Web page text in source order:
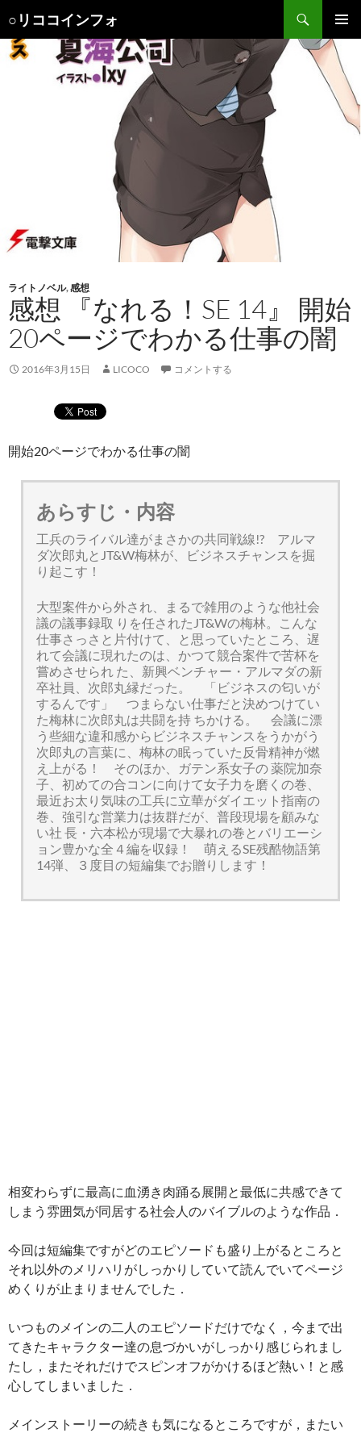
○リココインフォ
索
メインメ
ニュー
ン
ライトノベル,感想
感想 『なれる！SE 14』 開始
20ページでわかる仕事の闇
2016年3月15日 LICOCO コメントする
開始20ページでわかる仕事の闇
あらすじ・内容
工兵のライバル達がまさかの共同戦線!? アルマ
ダ次郎丸とJT&W梅林が、ビジネスチャンスを掘
り起こす！
大型案件から外され、まるで雑用のような他社会
議の議事録取 りを任されたJT&Wの梅林。こんな
仕事さっさと片付けて、と思っていたところ、遅
れて会議に現れたのは、かつて競合案件で苦杯を
嘗めさせられ た、新興ベンチャー・アルマダの新
卒社員、次郎丸縁だった。 「ビジネスの匂いが
するんです」 つまらない仕事だと決めつけてい
た梅林に次郎丸は共闘を持 ちかける。 会議に漂
う些細な違和感からビジネスチャンスをうかがう
次郎丸の言葉に、梅林の眠っていた反骨精神が燃
え上がる！ そのほか、ガテン系女子の 薬院加奈
子、初めての合コンに向けて女子力を磨くの巻、
最近お太り気味の工兵に立華がダイエット指南の
巻、強引な営業力は抜群だが、普段現場を顧みな
い社 長・六本松が現場で大暴れの巻とバリエーシ
ョン豊かな全４編を収録！ 萌えるSE残酷物語第
14弾、３度目の短編集でお贈りします！
相変わらずに最高に血湧き肉踊る展開と最低に共感できて
しまう雰囲気が同居する社会人のバイブルのような作品．
今回は短編集ですがどのエピソードも盛り上がるところと
それ以外のメリハリがしっかりしていて読んでいてページ
めくりが止まりませんでした．
いつものメインの二人のエピソードだけでなく，今まで出
てきたキャラクター達の息づかいがしっかり感じられまし
たし，またそれだけでスピンオフがかけるほど熱い！と感
心してしまいました．
メインストーリーの続きも気になるところですが，またい